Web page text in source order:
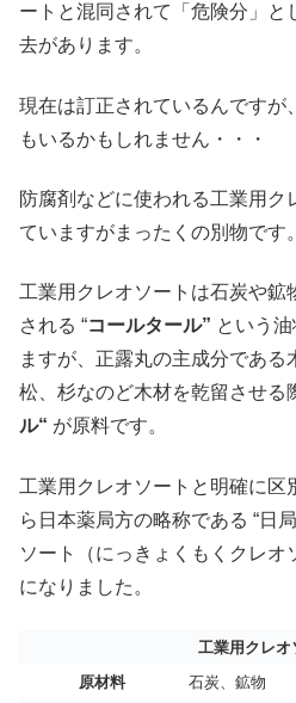
ートと混同されて「危険分」と
去があります。
現在は訂正されているんですが
もいるかもしれません・・・
防腐剤などに使われる工業用ク
ていますがまったくの別物です。
工業用クレオソートは石炭や鉱
される “コールタール” という
ますが、正露丸の主成分であ
松、杉なのど木材を乾留させる
ル“ が原料です。
工業用クレオソートと明確に区
ら日本薬局方の略称である “日
ソート（にっきょくもくクレオ
になりました。
工業用クレオ
原材料
石炭、鉱物